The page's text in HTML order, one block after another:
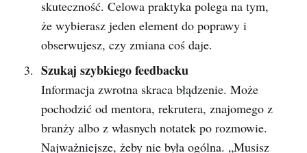
skuteczność. Celowa praktyka polega na tym,
że wybierasz jeden element do poprawy i
obserwujesz, czy zmiana coś daje.
Szukaj szybkiego feedbacku
Informacja zwrotna skraca błądzenie. Może
pochodzić od mentora, rekrutera, znajomego z
branży albo z własnych notatek po rozmowie.
Najważniejsze, żeby nie była ogólna. „Musisz